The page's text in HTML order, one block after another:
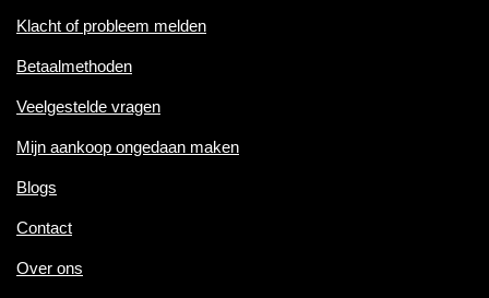
Klacht of probleem melden
Betaalmethoden
Veelgestelde vragen
Mijn aankoop ongedaan maken
Blogs
Contact
Over ons